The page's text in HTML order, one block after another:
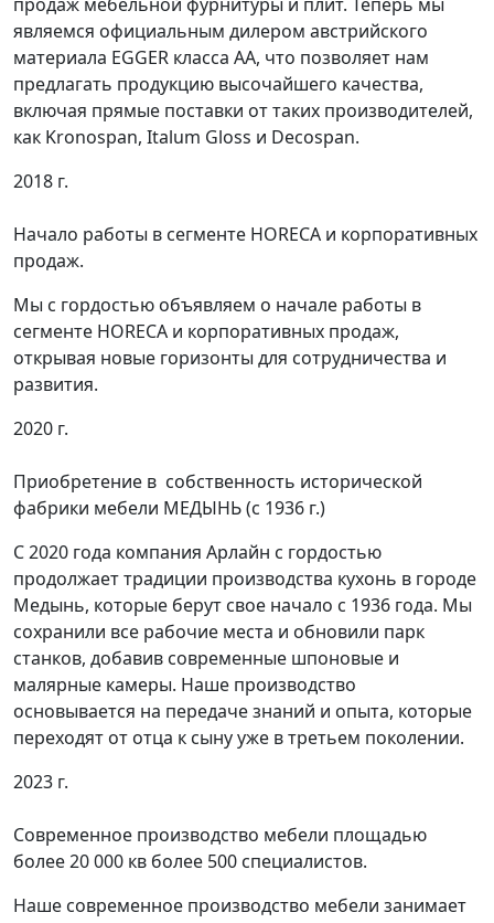
являемся официальным дилером австрийского
материала EGGER класса АА, что позволяет нам
предлагать продукцию высочайшего качества,
включая прямые поставки от таких производителей,
как Kronospan, Italum Gloss и Decospan.
2018 г.
Начало работы в сегменте HORECA и корпоративных
продаж.
Мы с гордостью объявляем о начале работы в
сегменте HORECA и корпоративных продаж,
открывая новые горизонты для сотрудничества и
развития.
2020 г.
Приобретение в собственность исторической
фабрики мебели МЕДЫНЬ (с 1936 г.)
С 2020 года компания Арлайн с гордостью
продолжает традиции производства кухонь в городе
Медынь, которые берут свое начало с 1936 года. Мы
сохранили все рабочие места и обновили парк
станков, добавив современные шпоновые и
малярные камеры. Наше производство
основывается на передаче знаний и опыта, которые
переходят от отца к сыну уже в третьем поколении.
2023 г.
Современное производство мебели площадью
более 20 000 кв более 500 специалистов.
Наше современное производство мебели занимает